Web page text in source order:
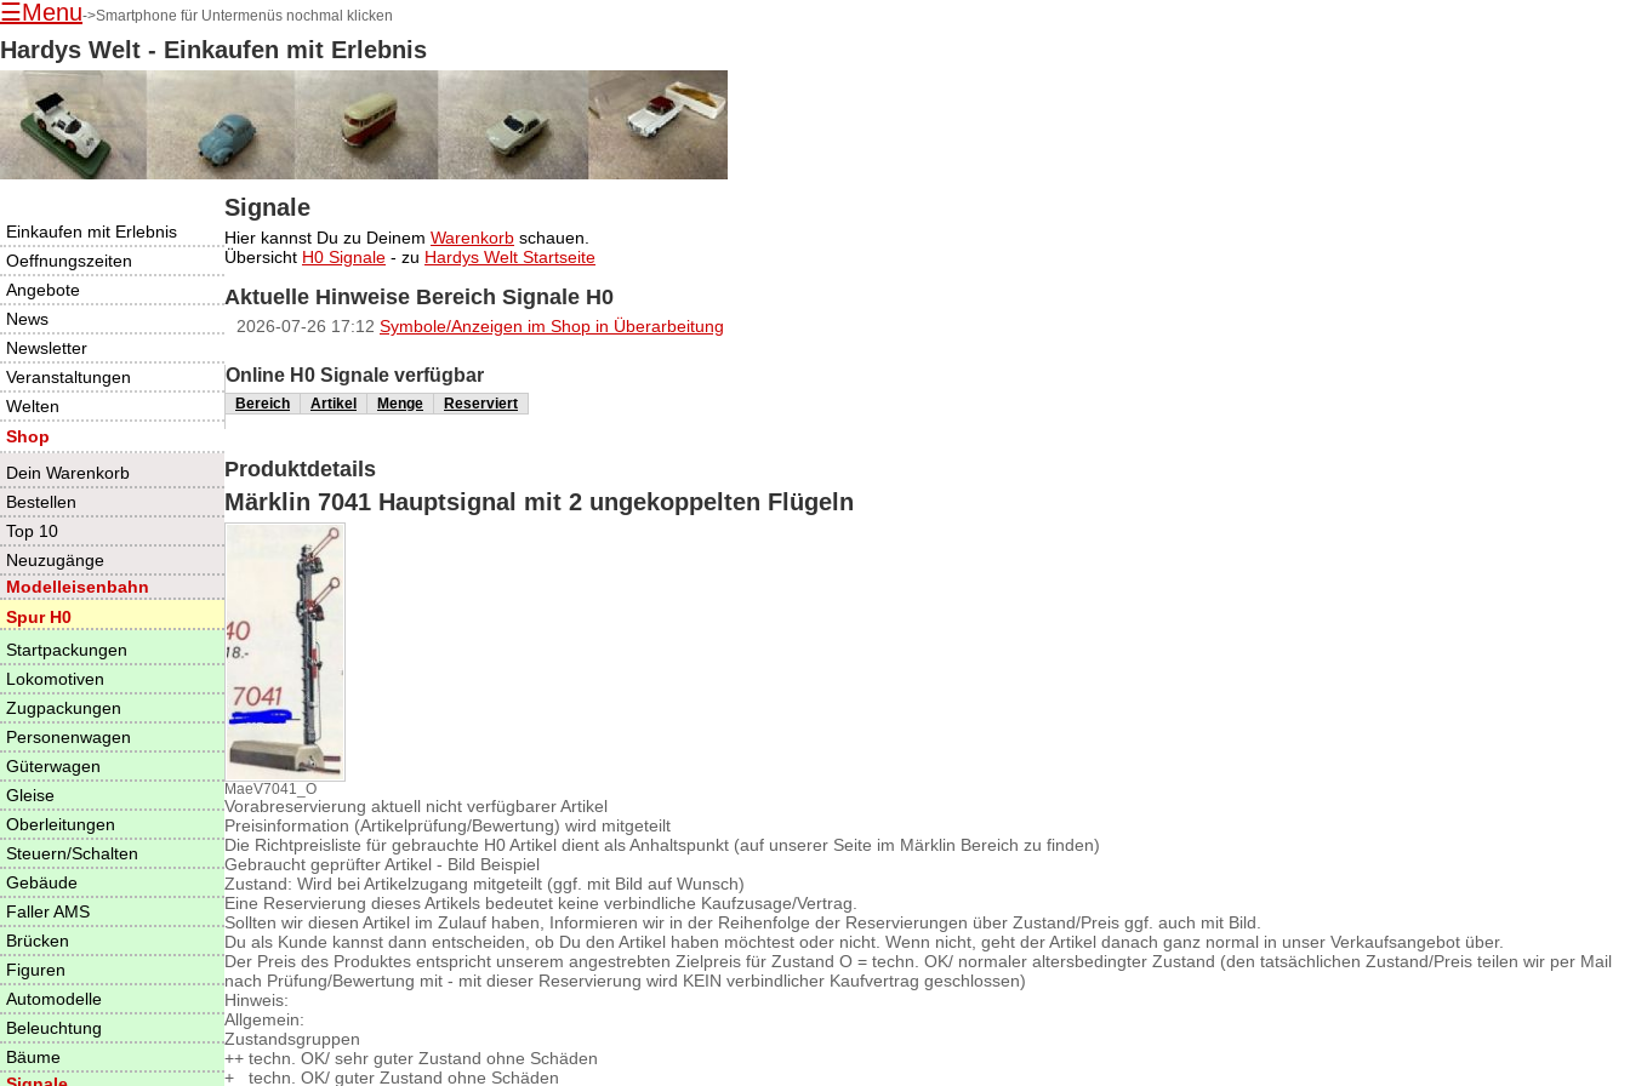
☰Menu->Smartphone für Untermenüs nochmal klicken
Hardys Welt - Einkaufen mit Erlebnis
Signale
Hier kannst Du zu Deinem Warenkorb schauen.
Übersicht H0 Signale - zu Hardys Welt Startseite
Aktuelle Hinweise Bereich Signale H0
2026-07-26 17:12 Symbole/Anzeigen im Shop in Überarbeitung
Online H0 Signale verfügbar
Bereich Artikel Menge Reserviert
Produktdetails
Märklin 7041 Hauptsignal mit 2 ungekoppelten Flügeln
MaeV7041_O
Vorabreservierung aktuell nicht verfügbarer Artikel
Preisinformation (Artikelprüfung/Bewertung) wird mitgeteilt
Die Richtpreisliste für gebrauchte H0 Artikel dient als Anhaltspunkt (auf unserer Seite im Märklin Bereich zu finden)
Gebraucht geprüfter Artikel - Bild Beispiel
Zustand: Wird bei Artikelzugang mitgeteilt (ggf. mit Bild auf Wunsch)
Eine Reservierung dieses Artikels bedeutet keine verbindliche Kaufzusage/Vertrag.
Sollten wir diesen Artikel im Zulauf haben, Informieren wir in der Reihenfolge der Reservierungen über Zustand/Preis ggf. auch mit Bild.
Du als Kunde kannst dann entscheiden, ob Du den Artikel haben möchtest oder nicht. Wenn nicht, geht der Artikel danach ganz normal in unser Verkaufsangebot über.
Der Preis des Produktes entspricht unserem angestrebten Zielpreis für Zustand O = techn. OK/ normaler altersbedingter Zustand (den tatsächlichen Zustand/Preis teilen wir per Mail
nach Prüfung/Bewertung mit - mit dieser Reservierung wird KEIN verbindlicher Kaufvertrag geschlossen)
Hinweis:
Allgemein:
Zustandsgruppen
++ techn. OK/ sehr guter Zustand ohne Schäden
+ techn. OK/ guter Zustand ohne Schäden
Navigation
überspringen
Einkaufen mit Erlebnis
Oeffnungszeiten
Angebote
News
Newsletter
Veranstaltungen
Welten
Shop
Dein Warenkorb
Bestellen
Top 10
Neuzugänge
Modelleisenbahn
Spur H0
Startpackungen
Lokomotiven
Zugpackungen
Personenwagen
Güterwagen
Gleise
Oberleitungen
Steuern/Schalten
Gebäude
Faller AMS
Brücken
Figuren
Automodelle
Beleuchtung
Bäume